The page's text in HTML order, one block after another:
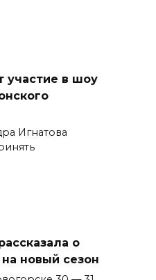
участие в шоу
Игнатова
о
новый сезон